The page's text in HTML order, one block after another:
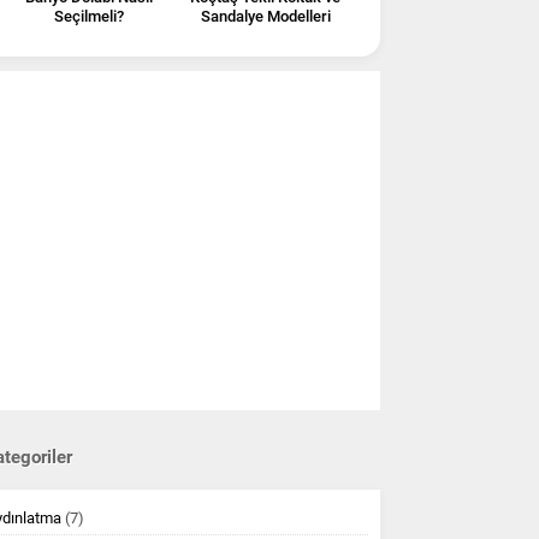
Seçilmeli?
Sandalye Modelleri
(7)